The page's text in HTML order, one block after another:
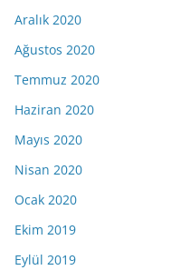
Aralık 2020
Ağustos 2020
Temmuz 2020
Haziran 2020
Mayıs 2020
Nisan 2020
Ocak 2020
Ekim 2019
Eylül 2019